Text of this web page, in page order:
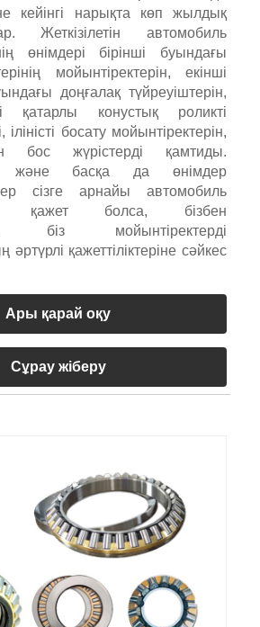
кейінгі нарықта көп жылдық
Жеткізілетін автомобиль
өнімдері бірінші буындағы
мойынтіректерін, екінші
доңғалақ түйреуіштерін,
конустық роликті
іліністі босату мойынтіректерін,
бос жүрістерді қамтиды.
және басқа да өнімдер
сізге арнайы автомобиль
қажет болса, бізбен
біз мойынтіректерді
қажеттіліктеріне сәйкес
Ары қарай оқу
Сұрау жіберу